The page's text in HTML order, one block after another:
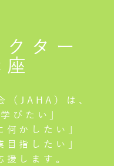
ター
（JAHA）は、
びたい」
何かしたい」
目指したい」
援します。